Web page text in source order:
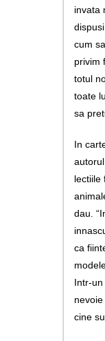
utile
invata
cum
privim
totul
toate
sa
In
lectiile
dau.
ca
Intr-
cine